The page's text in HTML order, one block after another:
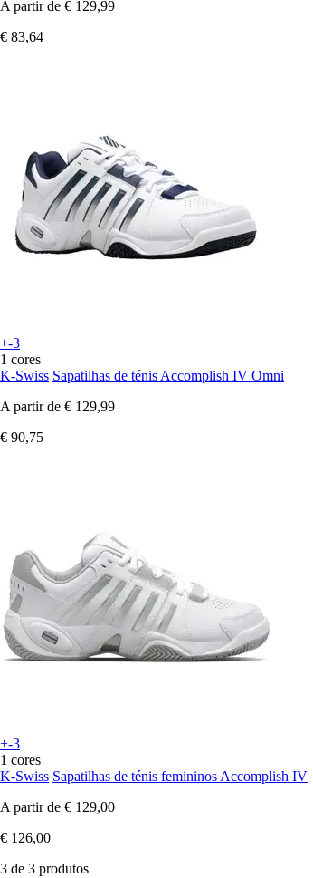
A partir de € 129,99
€ 83,64
+-3
1 cores
K-Swiss Sapatilhas de ténis Accomplish IV Omni
A partir de € 129,99
€ 90,75
+-3
1 cores
K-Swiss Sapatilhas de ténis femininos Accomplish IV
A partir de € 129,00
€ 126,00
3 de 3 produtos